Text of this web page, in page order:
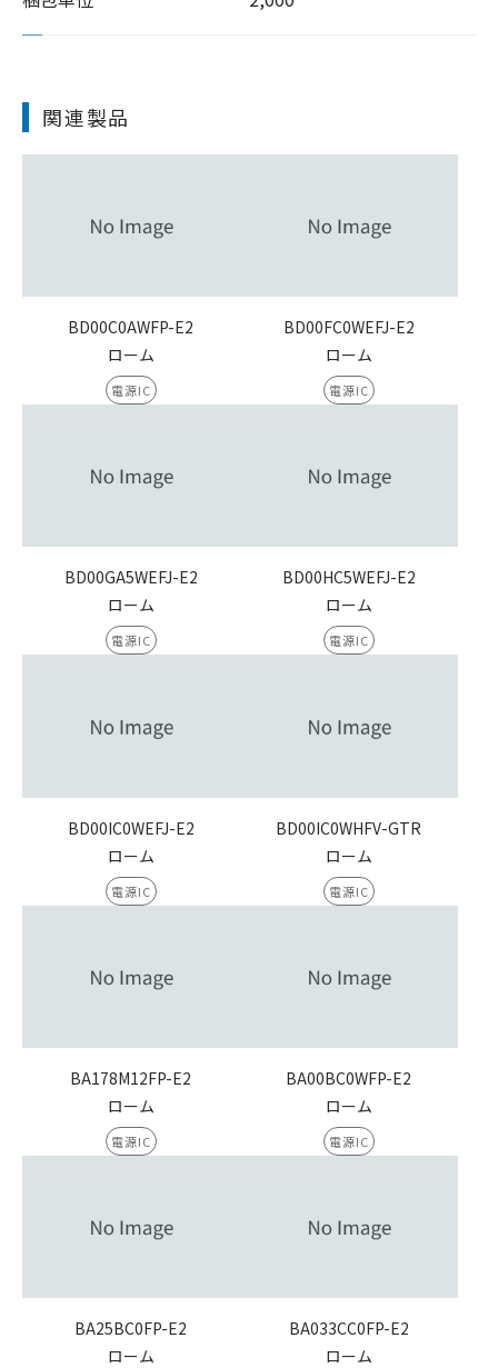
関連製品
BD00C0AWFP-E2
ローム
電源IC
BD00FC0WEFJ-E2
ローム
電源IC
BD00GA5WEFJ-E2
ローム
電源IC
BD00HC5WEFJ-E2
ローム
電源IC
BD00IC0WEFJ-E2
ローム
電源IC
BD00IC0WHFV-GTR
ローム
電源IC
BA178M12FP-E2
ローム
電源IC
BA00BC0WFP-E2
ローム
電源IC
BA25BC0FP-E2
ローム
BA033CC0FP-E2
ローム